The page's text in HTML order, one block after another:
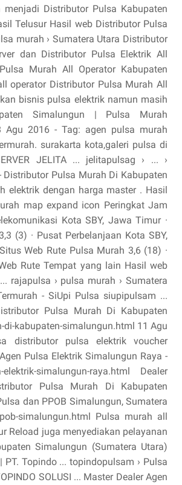
Distributor Pulsa Kabupaten
Telusur Hasil web Distributor Pulsa
murah › Sumatera Utara Distributor
dan Distributor Pulsa Elektrik All
Murah All Operator Kabupaten
operator Distributor Pulsa Murah All
bisnis pulsa elektrik namun masih
Simalungun | Pulsa Murah
Agu 2016 - Tag: agen pulsa murah
surakarta kota,galeri pulsa di
JELITA ... jelitapulsag › ... ›
Pulsa Murah Di Kabupaten
elektrik dengan harga master . Hasil
map expand icon Peringkat Jam
Kota SBY, Jawa Timur ·
(3) · Pusat Perbelanjaan Kota SBY,
Web Rute Pulsa Murah 3,6 (18) ·
Rute Tempat yang lain Hasil web
rajapulsa › pulsa murah › Sumatera
- SiUpi Pulsa siupipulsam ...
Pulsa Murah Di Kabupaten
kabupaten-simalungun.html 11 Agu
distributor pulsa elektrik voucher
Pulsa Elektrik Simalungun Raya -
simalungun-raya.html Dealer
Pulsa Murah Di Kabupaten
dan PPOB Simalungun, Sumatera
simalungun.html Pulsa murah all
Reload juga menyediakan pelayanan
Simalungun (Sumatera Utara)
Topindo ... topindopulsam › Pulsa
SOLUSI ... Master Dealer Agen